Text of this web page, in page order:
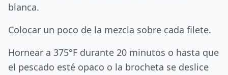
blanca.
Colocar un poco de la mezcla sobre cada filete.
Hornear a 375°F durante 20 minutos o hasta que
el pescado esté opaco o la brocheta se deslice